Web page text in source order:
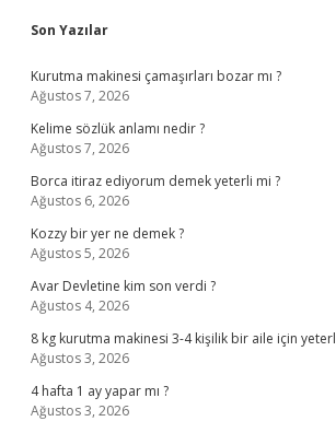
Sidebar
Son Yazılar
Kurutma makinesi çamaşırları bozar mı ?
Ağustos 7, 2026
Kelime sözlük anlamı nedir ?
Ağustos 7, 2026
Borca itiraz ediyorum demek yeterli mi ?
Ağustos 6, 2026
Kozzy bir yer ne demek ?
Ağustos 5, 2026
Avar Devletine kim son verdi ?
Ağustos 4, 2026
8 kg kurutma makinesi 3-4 kişilik bir aile için
Ağustos 3, 2026
4 hafta 1 ay yapar mı ?
Ağustos 3, 2026